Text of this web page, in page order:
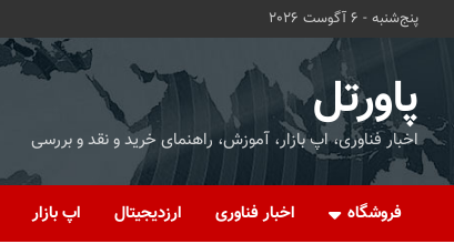
پنج‌شنبه - 6 آگوست 2026
پاورتل
اخبار فناوری، اپ بازار، آموزش، راهنمای خرید و نقد و بررسی
فروشگاه اخبار فناوری ارزدیجیتال اپ بازار